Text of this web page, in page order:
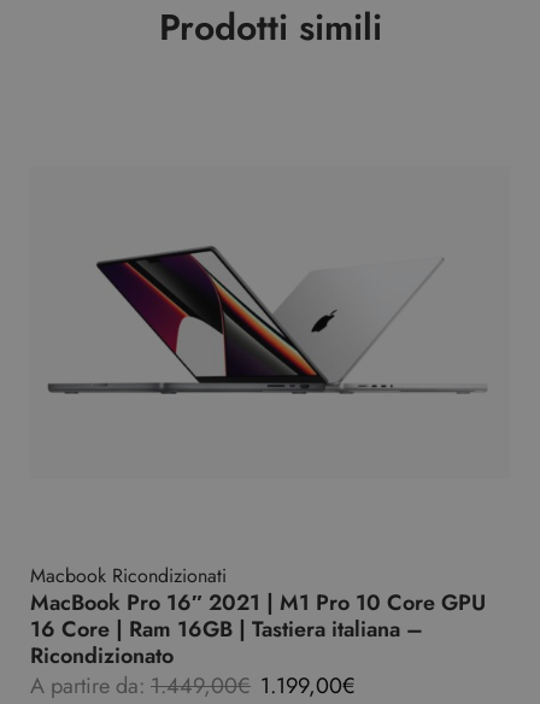
Prodotti simili
Macbook Ricondizionati
MacBook Pro 16″ 2021 | M1 Pro 10 Core GPU
16 Core | Ram 16GB | Tastiera italiana –
Ricondizionato
A partire da: 1.449,00€ 1.199,00€